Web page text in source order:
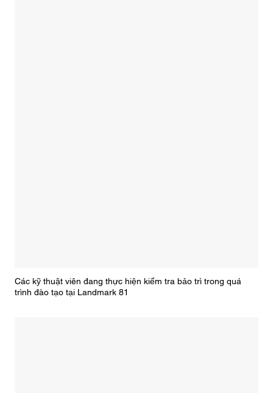
Các kỹ thuật viên đang thực hiện kiểm tra bảo trì trong quá
trình đào tạo tại Landmark 81